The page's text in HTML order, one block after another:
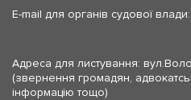
E-mail для органів судової влади:
Адреса для листування:
(звернення громадян,
інформацію тощо)